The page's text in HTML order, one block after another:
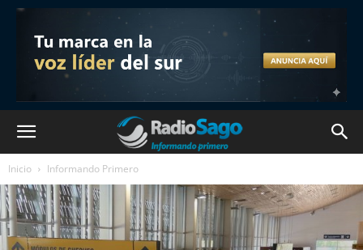
Inicio Informando Primero